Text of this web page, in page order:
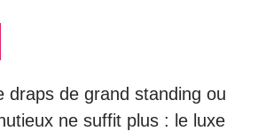
draps de grand standing ou
ne suffit plus : le luxe